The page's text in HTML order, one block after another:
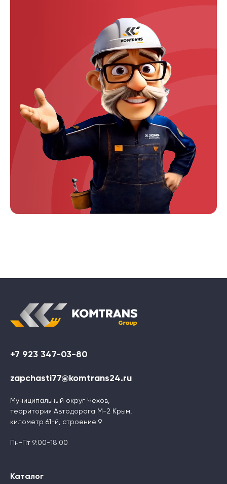
+7 923 347-03-80
zapchasti77@komtrans24.ru
Муниципальный округ Чехов,
территория Автодорога М-2 Крым,
километр 61-й, строение 9
Пн-Пт 9:00-18:00
Каталог